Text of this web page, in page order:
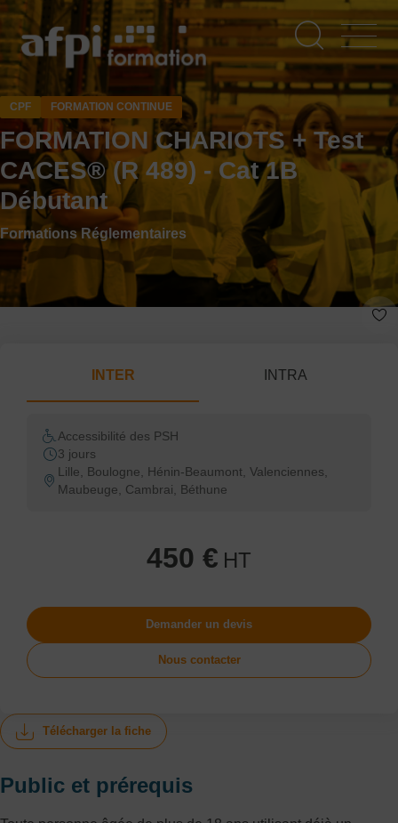
Aller
au
contenu
principal
CPF FORMATION CONTINUE
FORMATION CHARIOTS + Test
CACES® (R 489) - Cat 1B
Débutant
Formations Réglementaires
Télécharger la fiche
Public et prérequis
INTER INTRA
Accessibilité des PSH
3 jours
Lille, Boulogne, Hénin-Beaumont, Valenciennes,
Maubeuge, Cambrai, Béthune
450 € HT
Demander un devis
Nous contacter